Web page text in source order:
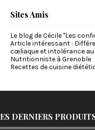
Sites Amis
Le blog de Cécile "Les
Article intéressant :
cœliaque et intolérance
Nutritionniste à Grenoble
Recettes de cuisine
DERNIERS